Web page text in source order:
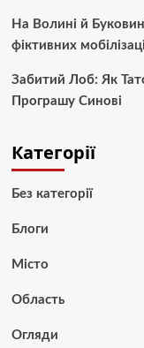
На Волині й
фіктивних
Забитий Лоб: Як
Програшу Синові
Категорії
Без категорії
Блоги
Місто
Область
Огляди